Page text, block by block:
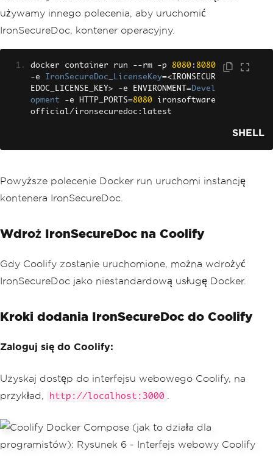
używamy innego polecenia, aby uruchomić
IronSecureDoc, kontener operacyjny.
docker container run --rm -p 8080 : 8080
-e IronSecureDoc_LicenseKey=<IRONSECUR
EDOC_LICENSE_KEY> -e ENVIRONMENT =Devel
opment
-e HTTP_PORTS=8080 ironsoftware
official/ironsecuredoc : latest
SHELL
Powyższe polecenie Docker run uruchomi instancję
kontenera IronSecureDoc.
Wdroż IronSecureDoc na Coolify
Gdy Coolify zostanie uruchomione, można wdrożyć
IronSecureDoc jako niestandardową usługę Docker.
Kroki dodania IronSecureDoc do Coolify
Zaloguj się do Coolify:
Uzyskaj dostęp do interfejsu webowego Coolify, na
przykład,
http://localhost:3000